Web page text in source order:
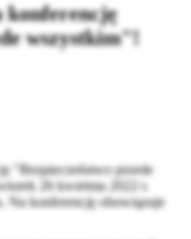
konferencję
wszystkim"!
"Bezpieczeństwo przede
26 kwietnia 2022 r.
Na konferencję obowiązuje